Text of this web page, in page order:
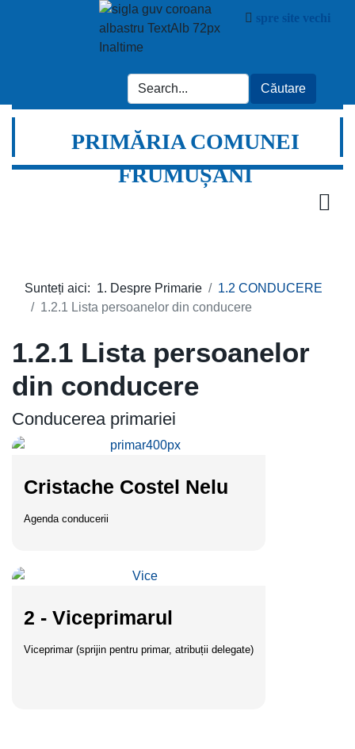
spre site vechi
PRIMĂRIA COMUNEI
FRUMUȘANI
Sunteți aici: 1. Despre Primarie
1.2 CONDUCERE
1.2.1 Lista persoanelor din conducere
1.2.1 Lista persoanelor
din conducere
Conducerea primariei
Cristache Costel Nelu
Agenda conducerii
2 - Viceprimarul
Viceprimar (sprijin pentru primar, atribuții delegate)